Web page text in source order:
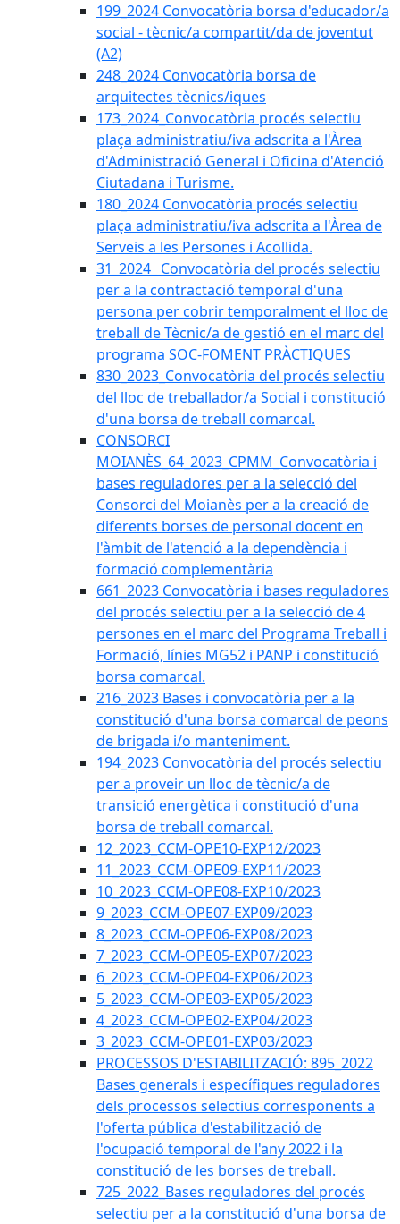
199_2024 Convocatòria borsa d'educador/a
social - tècnic/a compartit/da de joventut
(A2)
248_2024 Convocatòria borsa de
arquitectes tècnics/iques
173_2024_Convocatòria procés selectiu
plaça administratiu/iva adscrita a l'Àrea
d'Administració General i Oficina d'Atenció
Ciutadana i Turisme.
180_2024 Convocatòria procés selectiu
plaça administratiu/iva adscrita a l'Àrea de
Serveis a les Persones i Acollida.
31_2024_ Convocatòria del procés selectiu
per a la contractació temporal d'una
persona per cobrir temporalment el lloc de
treball de Tècnic/a de gestió en el marc del
programa SOC-FOMENT PRÀCTIQUES
830_2023_Convocatòria del procés selectiu
del lloc de treballador/a Social i constitució
d'una borsa de treball comarcal.
CONSORCI
MOIANÈS_64_2023_CPMM_Convocatòria i
bases reguladores per a la selecció del
Consorci del Moianès per a la creació de
diferents borses de personal docent en
l'àmbit de l'atenció a la dependència i
formació complementària
661_2023 Convocatòria i bases reguladores
del procés selectiu per a la selecció de 4
persones en el marc del Programa Treball i
Formació, línies MG52 i PANP i constitució
borsa comarcal.
216_2023 Bases i convocatòria per a la
constitució d'una borsa comarcal de peons
de brigada i/o manteniment.
194_2023 Convocatòria del procés selectiu
per a proveir un lloc de tècnic/a de
transició energètica i constitució d'una
borsa de treball comarcal.
12_2023_CCM-OPE10-EXP12/2023
11_2023_CCM-OPE09-EXP11/2023
10_2023_CCM-OPE08-EXP10/2023
9_2023_CCM-OPE07-EXP09/2023
8_2023_CCM-OPE06-EXP08/2023
7_2023_CCM-OPE05-EXP07/2023
6_2023_CCM-OPE04-EXP06/2023
5_2023_CCM-OPE03-EXP05/2023
4_2023_CCM-OPE02-EXP04/2023
3_2023_CCM-OPE01-EXP03/2023
PROCESSOS D'ESTABILITZACIÓ: 895_2022
Bases generals i específiques reguladores
dels processos selectius corresponents a
l'oferta pública d'estabilització de
l'ocupació temporal de l'any 2022 i la
constitució de les borses de treball.
725_2022_Bases reguladores del procés
selectiu per a la constitució d'una borsa de